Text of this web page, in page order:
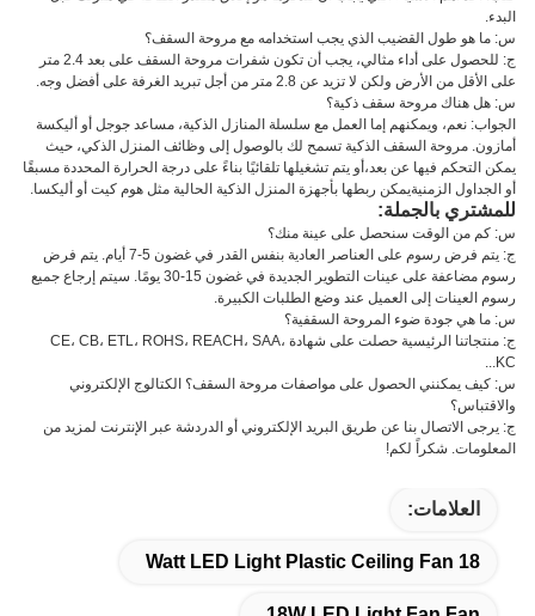
البدء.
س: ما هو طول القضيب الذي يجب استخدامه مع مروحة السقف؟
ج: للحصول على أداء مثالي، يجب أن تكون شفرات مروحة السقف على بعد 2.4 متر
على الأقل من الأرض ولكن لا تزيد عن 2.8 متر من أجل تبريد الغرفة على أفضل وجه.
س: هل هناك مروحة سقف ذكية؟
الجواب: نعم، ويمكنهم إما العمل مع سلسلة المنازل الذكية، مساعد جوجل أو أليكسة
أمازون. مروحة السقف الذكية تسمح لك بالوصول إلى وظائف المنزل الذكي، حيث
يمكن التحكم فيها عن بعد،أو يتم تشغيلها تلقائيًا بناءً على درجة الحرارة المحددة مسبقًا
أو الجداول الزمنيةيمكن ربطها بأجهزة المنزل الذكية الحالية مثل هوم كيت أو أليكسا.
للمشتري بالجملة:
س: كم من الوقت سنحصل على عينة منك؟
ج: يتم فرض رسوم على العناصر العادية بنفس القدر في غضون 5-7 أيام. يتم فرض
رسوم مضاعفة على عينات التطوير الجديدة في غضون 15-30 يومًا. سيتم إرجاع جميع
رسوم العينات إلى العميل عند وضع الطلبات الكبيرة.
س: ما هي جودة ضوء المروحة السقفية؟
ج: منتجاتنا الرئيسية حصلت على شهادة CE، CB، ETL، ROHS، REACH، SAA،
KC...
س: كيف يمكنني الحصول على مواصفات مروحة السقف؟ الكتالوج الإلكتروني
والاقتباس؟
ج: يرجى الاتصال بنا عن طريق البريد الإلكتروني أو الدردشة عبر الإنترنت لمزيد من
المعلومات. شكراً لكم!
العلامات:
18 Watt LED Light Plastic Ceiling Fan